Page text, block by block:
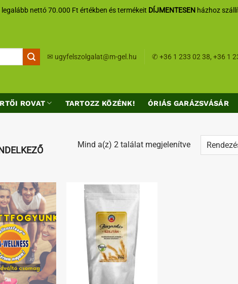
nettó 70.000 Ft értékben és termékeit DÍJMENTESEN házhoz
✉ ugyfelszolgalat@m-gel.hu ✆+36 1 233 02 38,+36 1
ROVAT TARTOZZ KÖZÉNK! ÓRIÁS GARÁZSVÁSÁR
Mind a(z) 2 találat megjelenítveSorted
Kedvenceimhez Kedvenceimhez